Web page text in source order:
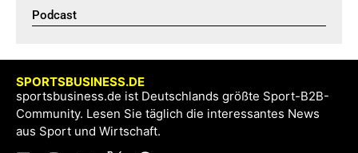
Podcast​
SPORTSBUSINESS.DE
sportsbusiness.de ist Deutschlands größte Sport-B2B-
Community. Lesen Sie täglich die interessantes News
aus Sport und Wirtschaft.